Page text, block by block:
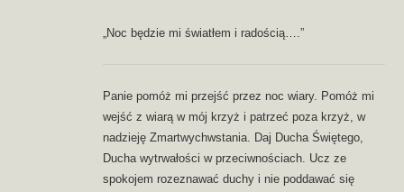
„Noc będzie mi światłem i radością….”
Panie pomóż mi przejść przez noc wiary. Pomóż mi
wejść z wiarą w mój krzyż i patrzeć poza krzyż, w
nadzieję Zmartwychwstania. Daj Ducha Świętego,
Ducha wytrwałości w przeciwnościach. Ucz ze
spokojem rozeznawać duchy i nie poddawać się